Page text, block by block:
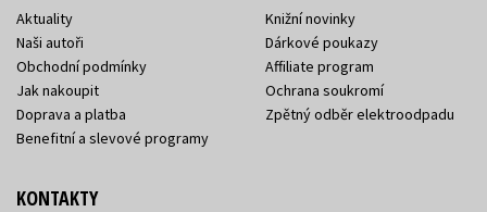
Aktuality
Naši autoři
Obchodní podmínky
Jak nakoupit
Doprava a platba
Benefitní a slevové programy
Knižní novinky
Dárkové poukazy
Affiliate program
Ochrana soukromí
Zpětný odběr elektroodpadu
KONTAKTY